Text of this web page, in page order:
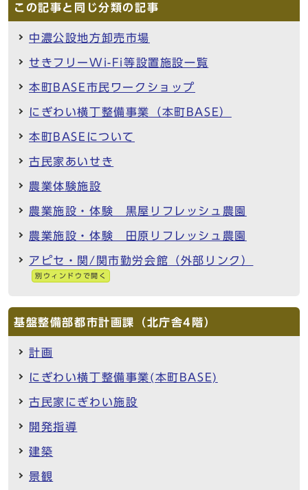
この記事と同じ分類の記事
中濃公設地方卸売市場
せきフリーWi-Fi等設置施設一覧
本町BASE市民ワークショップ
にぎわい横丁整備事業（本町BASE）
本町BASEについて
古民家あいせき
農業体験施設
農業施設・体験 黒屋リフレッシュ農園
農業施設・体験 田原リフレッシュ農園
アピセ・関/関市勤労会館（外部リンク）
別ウィンドウで開く
基盤整備部都市計画課（北庁舎4階）
計画
にぎわい横丁整備事業(本町BASE)
古民家にぎわい施設
開発指導
建築
景観